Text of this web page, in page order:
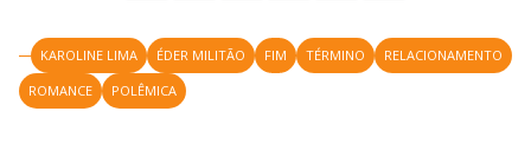
KAROLINE LIMA ÉDER MILITÃO FIM TÉRMINO
RELACIONAMENTO
ROMANCE
POLÊMICA